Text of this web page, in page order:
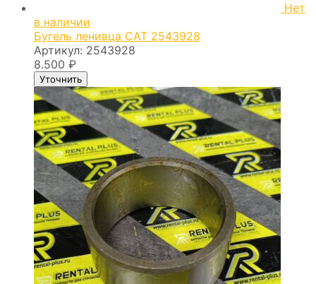
Нет
в наличии
Бугель ленивца CAT 2543928
Артикул: 2543928
8.500 ₽
Уточнить